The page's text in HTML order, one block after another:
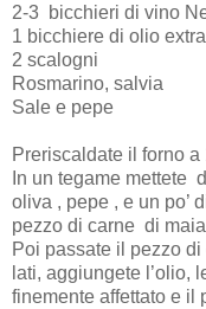
2-3 bicchieri di vino
1 bicchiere di olio
2 scalogni
Rosmarino, salvia
Sale e pepe
Preriscaldate il forno a
In un tegame mettete
oliva , pepe , e un po’
pezzo di carne di
Poi passate il pezzo
lati, aggiungete l’olio,
finemente affettato e il